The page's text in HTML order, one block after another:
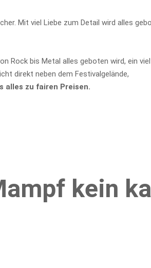
Mit viel Liebe zum Detail wird alles
Rock bis Metal alles geboten wird, ein
direkt neben dem Festivalgelände,
alles zu fairen Preisen.
kein